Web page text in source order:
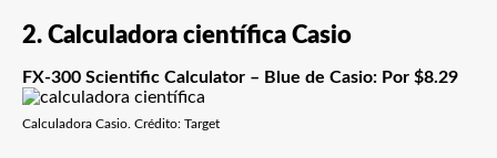
2. Calculadora científica Casio
FX-300 Scientific Calculator – Blue de Casio: Por $8.29
Calculadora Casio. Crédito: Target